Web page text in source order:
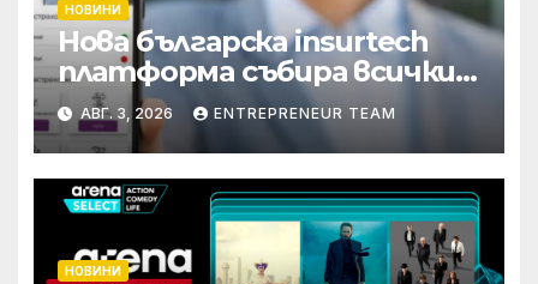
НОВИНИ
Нова българска insurtech
платформа събира всички
застраховки на едно място
АВГ. 3, 2026 ENTREPRENEUR TEAM
НОВИНИ